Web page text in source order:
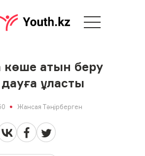
атын беру
ұласты
Жансая Тәңірберген